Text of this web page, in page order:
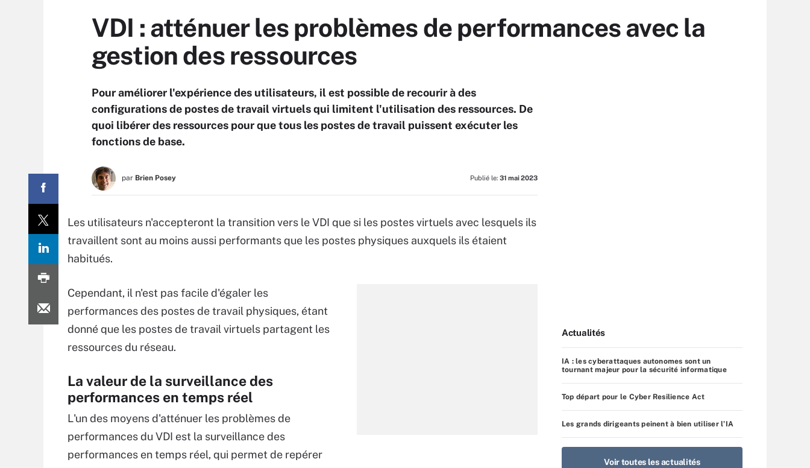
VDI : atténuer les problèmes de performances avec la
gestion des ressources
Pour améliorer l'expérience des utilisateurs, il est possible de recourir à des
configurations de postes de travail virtuels qui limitent l'utilisation des ressources. De
quoi libérer des ressources pour que tous les postes de travail puissent exécuter les
fonctions de base.
par Brien Posey Publié le: 31 mai 2023
Les utilisateurs n'accepteront la transition vers le VDI que si les postes virtuels avec lesquels ils
travaillent sont au moins aussi performants que les postes physiques auxquels ils étaient
habitués.
Cependant, il n'est pas facile d'égaler les
performances des postes de travail physiques, étant
donné que les postes de travail virtuels partagent les
ressources du réseau.
La valeur de la surveillance des
performances en temps réel
L'un des moyens d'atténuer les problèmes de
performances du VDI est la surveillance des
performances en temps réel, qui permet de repérer
Actualités
IA : les cyberattaques autonomes sont un
tournant majeur pour la sécurité informatique
Top départ pour le Cyber Resilience Act
Les grands dirigeants peinent à bien utiliser l’IA
Voir toutes les actualités